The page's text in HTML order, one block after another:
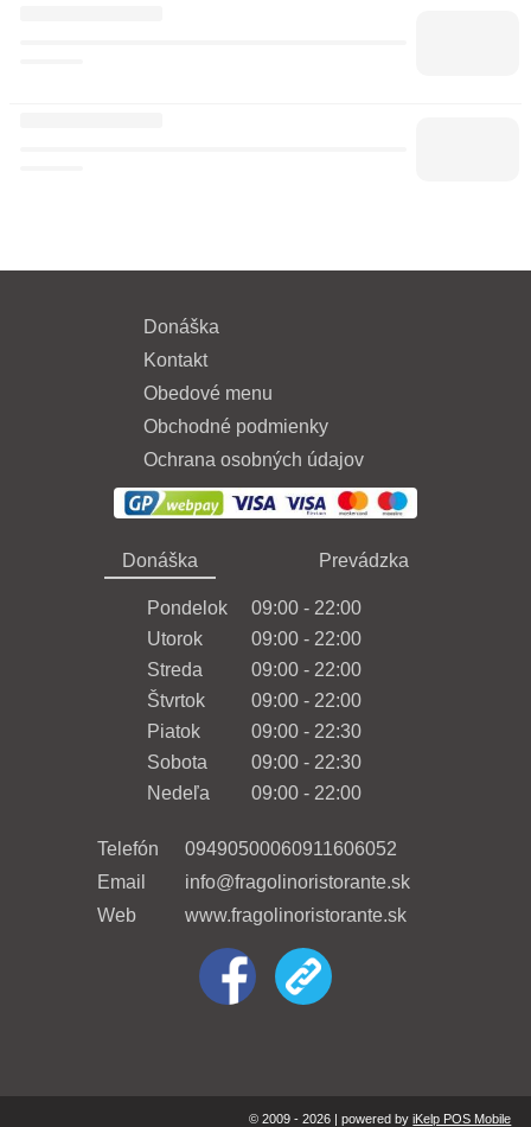
Donáška
Kontakt
Obedové menu
Obchodné podmienky
Ochrana osobných údajov
Donáška Prevádzka
Pondelok
09:00 - 22:00
Utorok
09:00 - 22:00
Streda
09:00 - 22:00
Štvrtok
09:00 - 22:00
Piatok
09:00 - 22:30
Sobota
09:00 - 22:30
Nedeľa
09:00 - 22:00
Telefón 09490500060911606052
Email
info@fragolinoristorante.sk
Web
www.fragolinoristorante.sk
© 2009 - 2026 | powered byiKelp POS Mobile